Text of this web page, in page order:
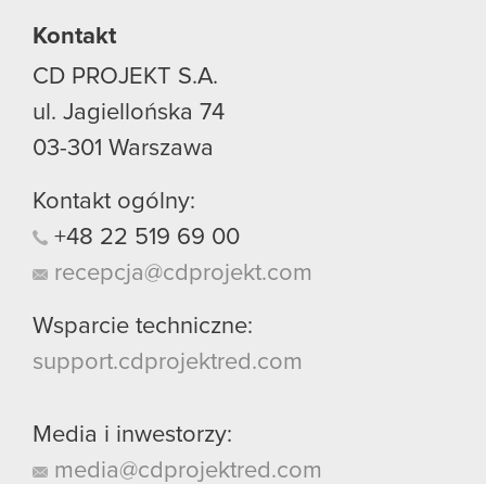
Kontakt
CD PROJEKT S.A.
ul. Jagiellońska 74
03-301 Warszawa
Kontakt ogólny:
+48 22 519 69 00
recepcja@cdprojekt.com
Wsparcie techniczne:
support.cdprojektred.com
Media i inwestorzy:
media@cdprojektred.com